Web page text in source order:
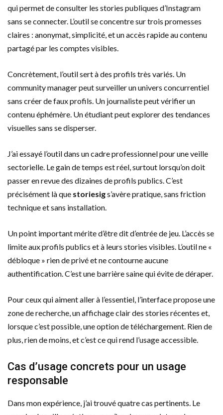
qui permet de consulter les stories publiques d’Instagram
sans se connecter. L’outil se concentre sur trois promesses
claires : anonymat, simplicité, et un accès rapide au contenu
partagé par les comptes visibles.
Concrètement, l’outil sert à des profils très variés. Un
community manager peut surveiller un univers concurrentiel
sans créer de faux profils. Un journaliste peut vérifier un
contenu éphémère. Un étudiant peut explorer des tendances
visuelles sans se disperser.
J’ai essayé l’outil dans un cadre professionnel pour une veille
sectorielle. Le gain de temps est réel, surtout lorsqu’on doit
passer en revue des dizaines de profils publics. C’est
précisément là que storiesigs’avère pratique, sans friction
technique et sans installation.
Un point important mérite d’être dit d’entrée de jeu. L’accès se
limite aux profils publics et à leurs stories visibles. L’outil ne «
débloque » rien de privé et ne contourne aucune
authentification. C’est une barrière saine qui évite de déraper.
Pour ceux qui aiment aller à l’essentiel, l’interface propose une
zone de recherche, un affichage clair des stories récentes et,
lorsque c’est possible, une option de téléchargement. Rien de
plus, rien de moins, et c’est ce qui rend l’usage accessible.
Cas d’usage concrets pour un usage
responsable
Dans mon expérience, j’ai trouvé quatre cas pertinents. Le